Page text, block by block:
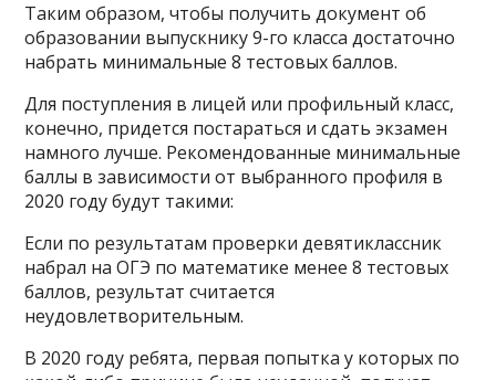
Таким образом, чтобы получить документ об
образовании выпускнику 9-го класса достаточно
набрать минимальные 8 тестовых баллов.
Для поступления в лицей или профильный класс,
конечно, придется постараться и сдать экзамен
намного лучше. Рекомендованные минимальные
баллы в зависимости от выбранного профиля в
2020 году будут такими:
Если по результатам проверки девятиклассник
набрал на ОГЭ по математике менее 8 тестовых
баллов, результат считается
неудовлетворительным.
В 2020 году ребята, первая попытка у которых по